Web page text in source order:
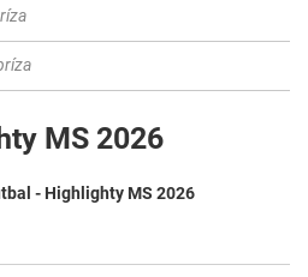
MS 2026
- Highlighty MS 2026